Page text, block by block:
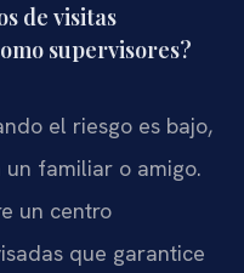
de visitas
supervisores?
el riesgo es bajo,
familiar o amigo.
un centro
que garantice